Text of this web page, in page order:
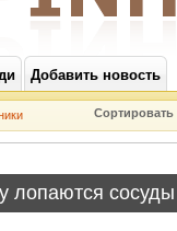
Добавить новость